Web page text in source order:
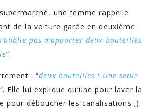
une femme rappelle
de la voiture garée en deuxième
pas d’apporter deux bouteilles
”.
: “deux bouteilles ! Une seule
. Elle lui explique qu’une pour laver la
pour déboucher les canalisations ;).